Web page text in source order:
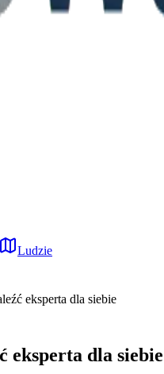
Ludzie
eksperta dla siebie
eksperta dla siebie